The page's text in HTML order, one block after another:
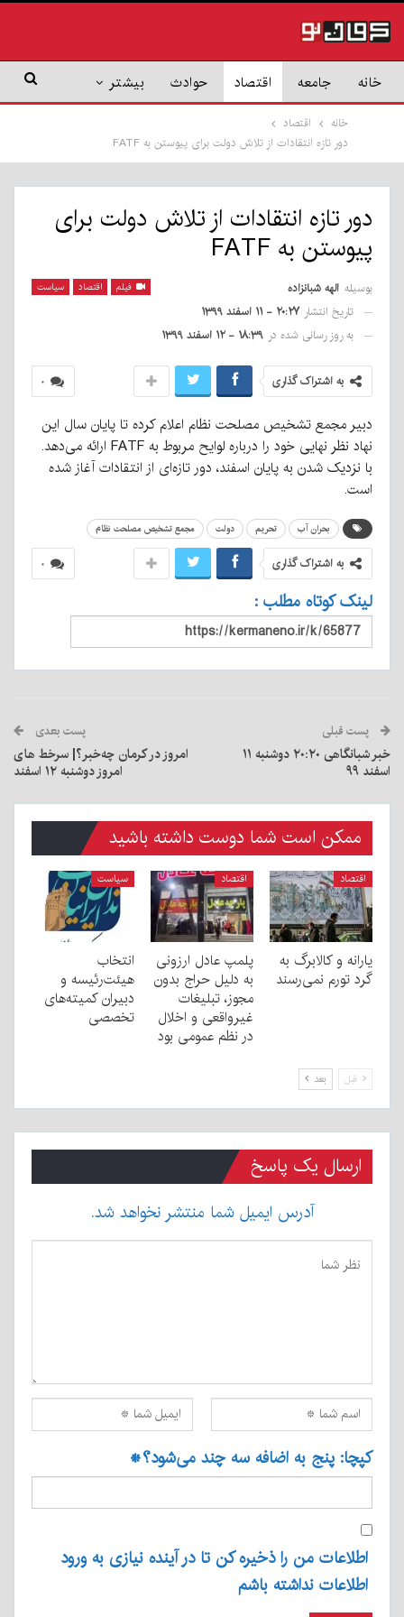
خانه جامعه اقتصاد حوادث بیشتر
خانه
اقتصاد
دور تازه انتقادات از تلاش دولت برای پیوستن به FATF
دور تازه انتقادات از تلاش دولت برای
پیوستن به FATF
فیلم اقتصاد سیاست بوسیله الهه شبانزاده
تاریخ انتشار ۲۰:۲۷ - ۱۱ اسفند ۱۳۹۹
به روز رسانی شده در ۱۸:۳۹ - ۱۲ اسفند ۱۳۹۹
۰ به اشتراک گذاری
دبیر مجمع تشخیص مصلحت نظام اعلام کرده تا پایان سال این
نهاد نظر نهایی خود را درباره لوایح مربوط به FATF ارائه می‌دهد.
با نزدیک شدن به پایان اسفند، دور تازه‌ای از انتقادات آغاز شده
است.
بحران آب تحریم دولت مجمع تشخیص مصلحت نظام
۰ به اشتراک گذاری
لینک کوتاه مطلب :
پست قبلی
خبر شبانگاهی ٢۰:٢٠ دوشنبه ۱۱
اسفند ۹۹
پست بعدی
امروز در کرمان چه‌خبر؟| سرخط های
امروز دوشنبه ۱۲ اسفند
ممکن است شما دوست داشته باشید
اقتصاد
یارانه و کالابرگ به
گرد تورم نمی‌رسند
اقتصاد
پلمپ عادل ارزونی
به دليل حراج بدون
مجوز، تبليغات
غیرواقعی و اخلال
در نظم عمومی بود
سیاست
انتخاب
هیئت‌رئیسه و
دبیران کمیته‌های
تخصصی
قبل بعد
ارسال یک پاسخ
آدرس ایمیل شما منتشر نخواهد شد.
کپچا: پنج به اضافه سه چند می‌شود؟*
اطلاعات من را ذخیره کن تا در آینده نیازی به ورود
اطلاعات نداشته باشم